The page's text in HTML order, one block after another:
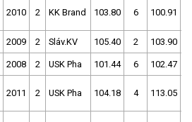
2010 2 KK Brand 103.80 6 100.91
2009 2 Sláv.KV 105.40 2 103.90
2008 2 USK Pha 101.44 6 102.47
2011 2 USK Pha 104.18 4 113.05